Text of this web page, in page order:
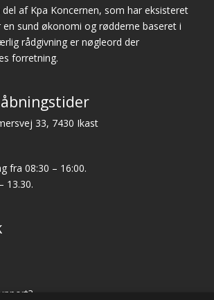
del af Kpa Koncernen, som har eksisteret
en sund økonomi og rødderne baseret i
rådgivning er nøgleord der
forretning.
33, 7430 Ikast
fra 08:30 – 16:00.
13.30.